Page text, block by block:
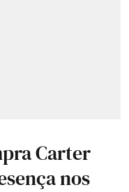
Carter
nos